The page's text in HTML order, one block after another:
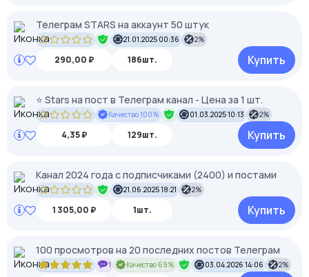
Телеграм STARS на аккаунт 50 штук
21.01.2025 00:36 2%
290,00 ₽ 186шт. Купить
⭐ Stars на пост в Телеграм канал - Цена за 1 шт.
Качество 100% 01.03.2025 10:13 2%
4,35 ₽ 129шт. Купить
Канал 2024 года с подписчиками (2400) и постами
21.06.2025 18:21 2%
1 305,00 ₽ 1шт. Купить
100 просмотров на 20 последних постов Телеграм
1 Качество 69% 03.04.2026 14:06 2%